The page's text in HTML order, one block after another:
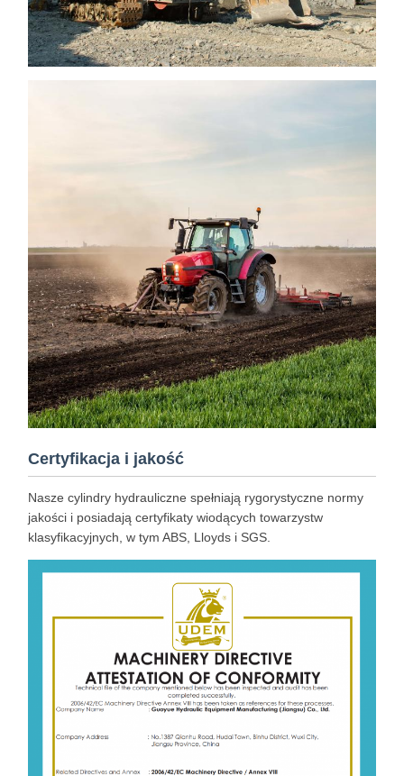
Certyfikacja i jakość
Nasze cylindry hydrauliczne spełniają rygorystyczne normy
jakości i posiadają certyfikaty wiodących towarzystw
klasyfikacyjnych, w tym ABS, Lloyds i SGS.